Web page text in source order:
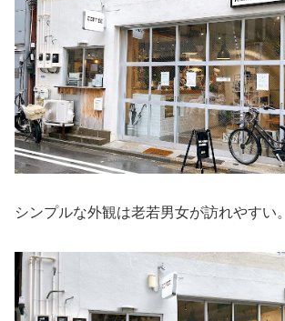
シンプルな外観は老若男女が訪れやすい。